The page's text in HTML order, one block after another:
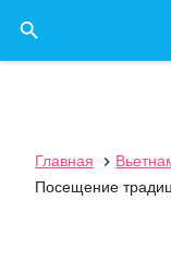

Главная 
Посещение